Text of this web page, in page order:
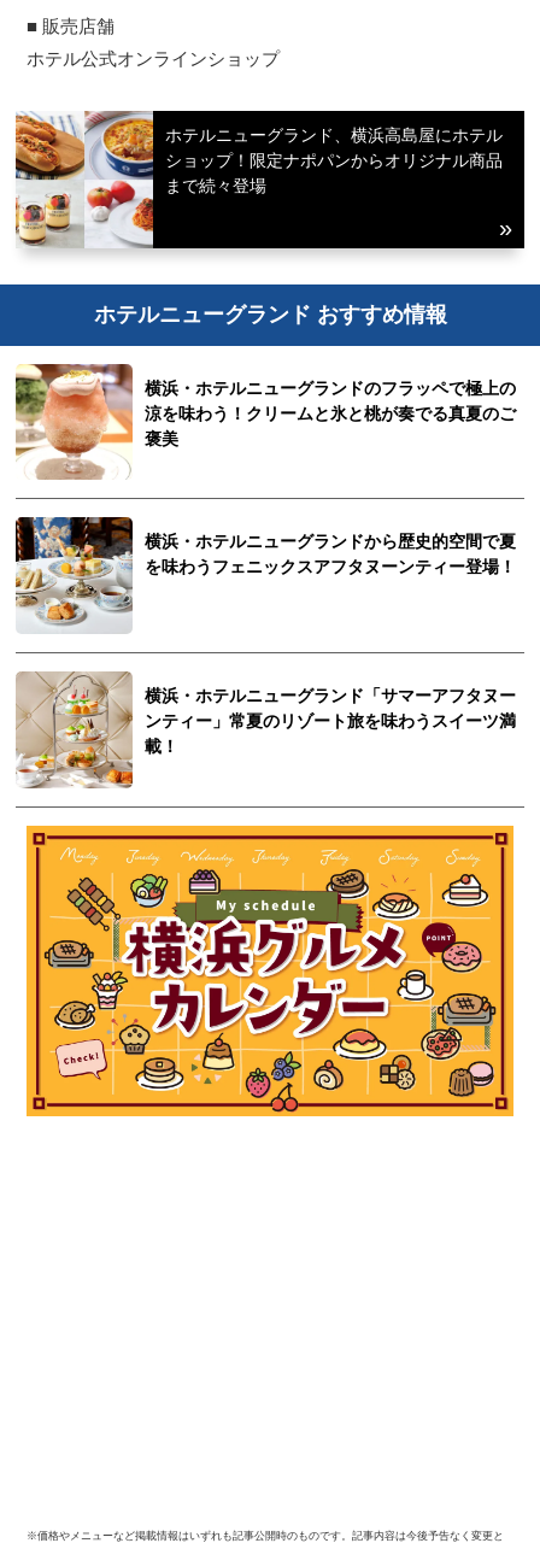
■ 販売店舗
ホテル公式オンラインショップ
ホテルニューグランド、横浜高島屋にホテル
ショップ！限定ナポパンからオリジナル商品
まで続々登場
ホテルニューグランド おすすめ情報
横浜・ホテルニューグランドのフラッペで極上の
涼を味わう！クリームと氷と桃が奏でる真夏のご
褒美
横浜・ホテルニューグランドから歴史的空間で夏
を味わうフェニックスアフタヌーンティー登場！
横浜・ホテルニューグランド「サマーアフタヌー
ンティー」常夏のリゾート旅を味わうスイーツ満
載！
※価格やメニューなど掲載情報はいずれも記事公開時のものです。記事内容は今後予告なく変更と